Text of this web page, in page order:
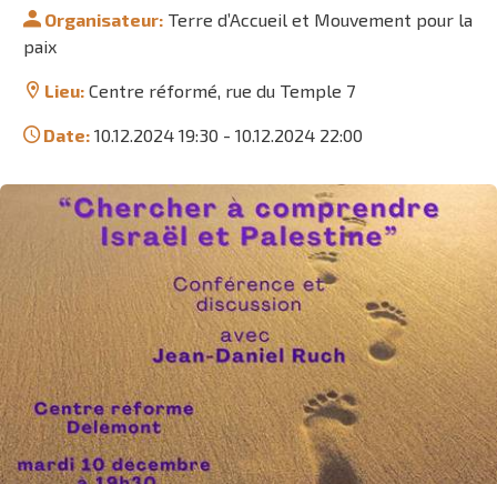
Organisateur: Terre d’Accueil et Mouvement pour la
paix
Lieu: Centre réformé, rue du Temple 7
Date: 10.12.2024 19:30 -10.12.2024 22:00